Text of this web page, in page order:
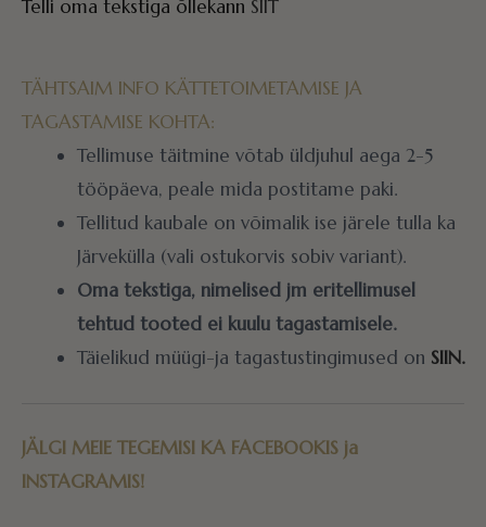
Telli oma tekstiga õllekann SIIT
TÄHTSAIM INFO KÄTTETOIMETAMISE JA
TAGASTAMISE KOHTA:
Tellimuse täitmine võtab üldjuhul aega 2-5
tööpäeva, peale mida postitame paki.
Tellitud kaubale on võimalik ise järele tulla ka
Järvekülla (vali ostukorvis sobiv variant).
Oma tekstiga, nimelised jm eritellimusel
tehtud tooted ei kuulu tagastamisele.
Täielikud müügi-ja tagastustingimused on SIIN.
JÄLGI MEIE TEGEMISI KA FACEBOOKIS ja
INSTAGRAMIS!